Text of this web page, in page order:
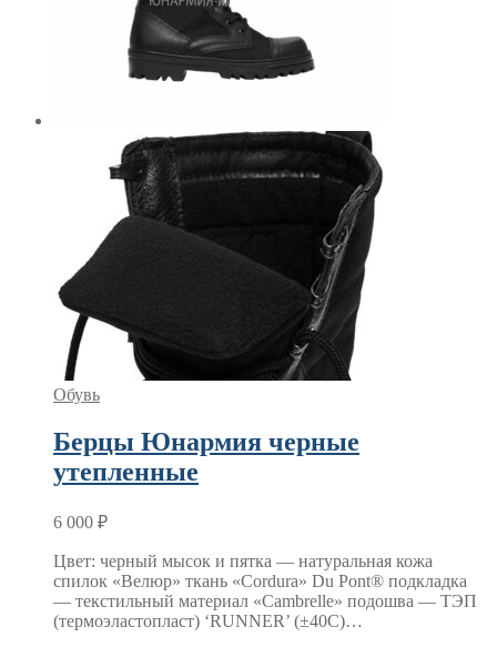
Обувь
Берцы Юнармия черные
утепленные
6 000 ₽
Цвет: черный мысок и пятка — натуральная кожа
спилок «Велюр» ткань «Cordura» Du Pont® подкладка
— текстильный материал «Cambrelle» подошва — ТЭП
(термоэластопласт) ‘RUNNER’ (±40C)…